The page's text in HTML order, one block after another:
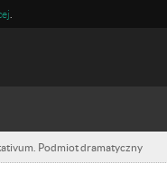
Podmiot dramatyczny